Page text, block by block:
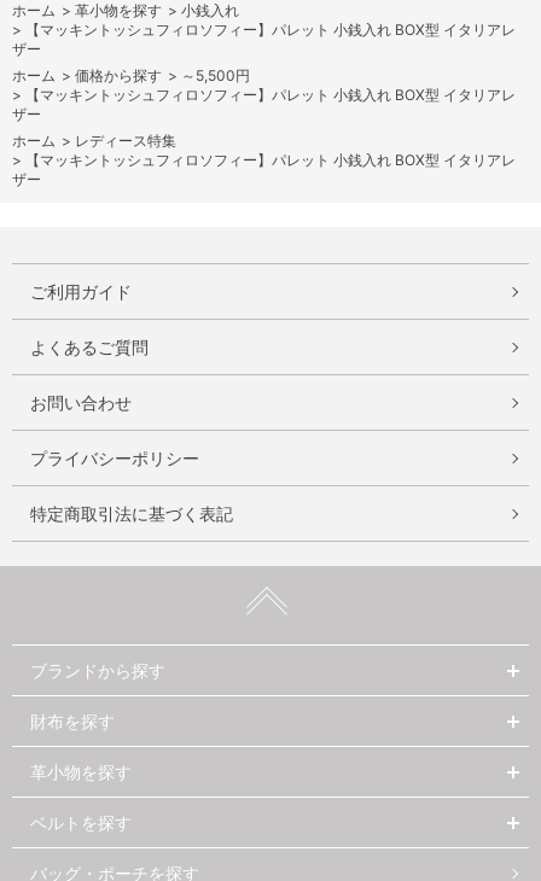
ホーム > 革小物を探す > 小銭入れ
>
【マッキントッシュフィロソフィー】パレット 小銭入れ BOX型 イタリアレ
ザー
ホーム > 価格から探す > ～5,500円
>
【マッキントッシュフィロソフィー】パレット 小銭入れ BOX型 イタリアレ
ザー
ホーム > レディース特集
>
【マッキントッシュフィロソフィー】パレット 小銭入れ BOX型 イタリアレ
ザー
ご利用ガイド
よくあるご質問
お問い合わせ
プライバシーポリシー
特定商取引法に基づく表記
ブランドから探す
財布を探す
革小物を探す
ベルトを探す
バッグ・ポーチを探す